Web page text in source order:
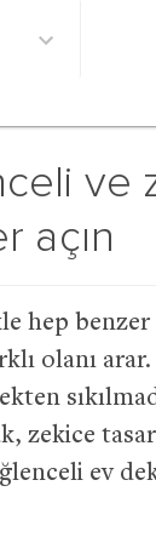
ve
açın
hep
olanı arar.
zekice
ev